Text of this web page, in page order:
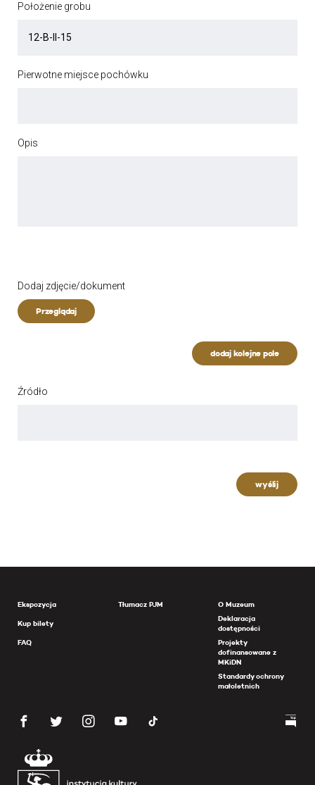
Położenie grobu
Pierwotne miejsce pochówku
Opis
Dodaj zdjęcie/dokument
Przeglądaj
dodaj kolejne pole
Źródło
wyślij
Ekspozycja
Kup bilety
FAQ
Tłumacz PJM
O Muzeum
Deklaracja
dostępności
Projekty
dofinansowane z
MKiDN
Standardy ochrony
małoletnich